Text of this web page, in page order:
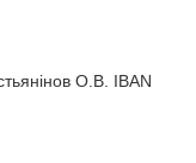
О.В. IBAN